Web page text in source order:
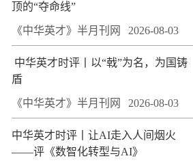
顶的“夺命线”
《中华英才》半月刊网 2026-08-03
​ 中华英才时评丨以“戟”为名，为国铸
盾
《中华英才》半月刊网 2026-08-03
中华英才时评丨让AI走入人间烟火
——评《数智化转型与AI》